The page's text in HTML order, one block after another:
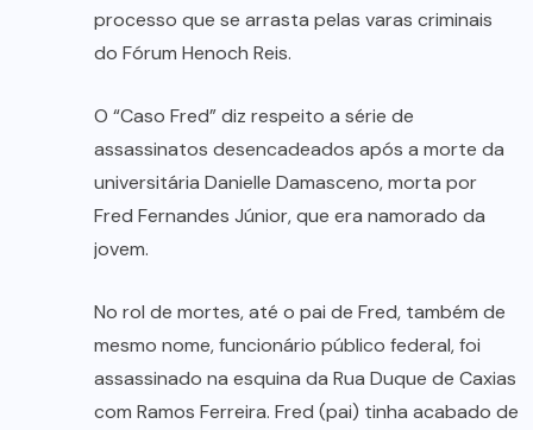
processo que se arrasta pelas varas criminais
do Fórum Henoch Reis.
O “Caso Fred” diz respeito a série de
assassinatos desencadeados após a morte da
universitária Danielle Damasceno, morta por
Fred Fernandes Júnior, que era namorado da
jovem.
No rol de mortes, até o pai de Fred, também de
mesmo nome, funcionário público federal, foi
assassinado na esquina da Rua Duque de Caxias
com Ramos Ferreira. Fred (pai) tinha acabado de